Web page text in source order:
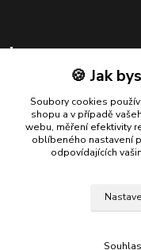
Kontakty
+420 739 924 550
(Po-Pá, 8-17 hod.)
info@bmautodily.cz
Copyright 2026
🍪 Jak
Soubory cookies
shopu a v případě
webu, měření efektivity
oblíbeného nastavení
odpovídajících